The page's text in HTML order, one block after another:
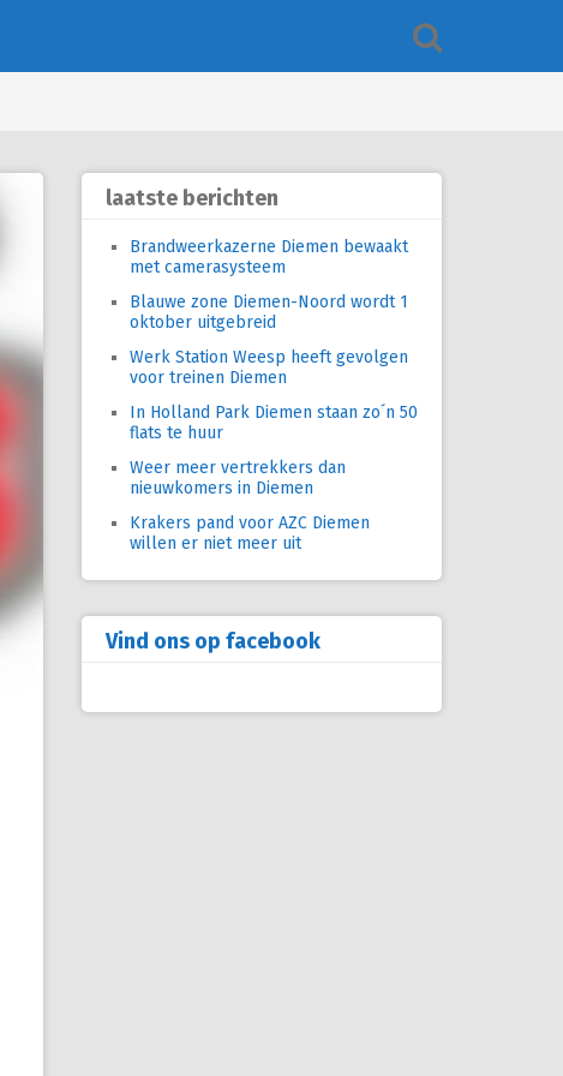
laatste berichten
Brandweerkazerne Diemen bewaakt
met camerasysteem
Blauwe zone Diemen-Noord wordt 1
oktober uitgebreid
Werk Station Weesp heeft gevolgen
voor treinen Diemen
In Holland Park Diemen staan zo´n 50
flats te huur
Weer meer vertrekkers dan
nieuwkomers in Diemen
Krakers pand voor AZC Diemen
willen er niet meer uit
Vind ons op facebook